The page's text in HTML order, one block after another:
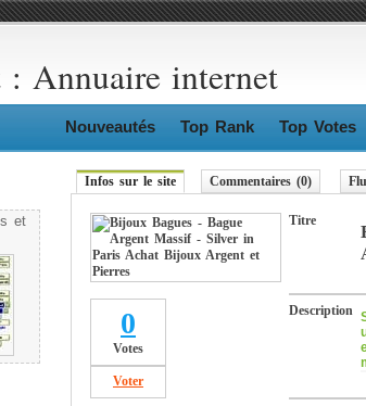
: Annuaire internet
Nouveautés Top Rank Top Votes
et
Infos sur le site Commentaires (0)
0
Votes
Voter
Titre
Description